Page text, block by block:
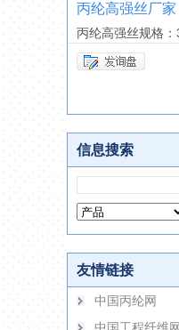
宜兴莱智丙纶普
纶
丙纶普强丝规格
信息搜索
友情链接
中国丙纶网